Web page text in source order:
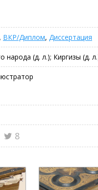
, ВКР/Диплом, Диссертация
народа (д. л.); Киргизы (д.
8